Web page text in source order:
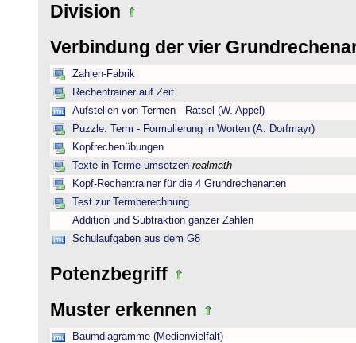
Division
Verbindung der vier
Zahlen-Fabrik
Rechentrainer auf Zeit
Aufstellen von Termen - Rätsel (W. Appel)
Puzzle: Term - Formulierung in Worten (A. Dorfmayr)
Kopfrechenübungen
Texte in Terme umsetzen realmath
Kopf-Rechentrainer für die 4 Grundrechenarten
Test zur Termberechnung
Addition und Subtraktion ganzer Zahlen
Schulaufgaben aus dem G8
Potenzbegriff
Muster erkennen
Baumdiagramme (Medienvielfalt)